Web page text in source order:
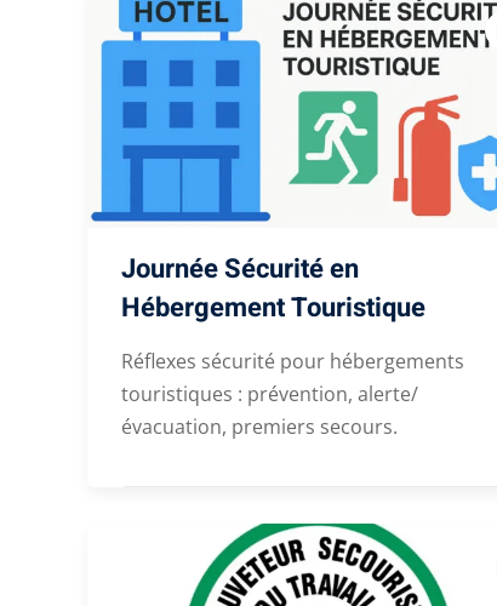
Journée Sécurité en
Hébergement Touristique
Réflexes sécurité pour hébergements
touristiques : prévention, alerte/
évacuation, premiers secours.